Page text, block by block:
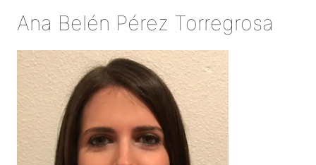
Ana Belén Pérez Torregrosa